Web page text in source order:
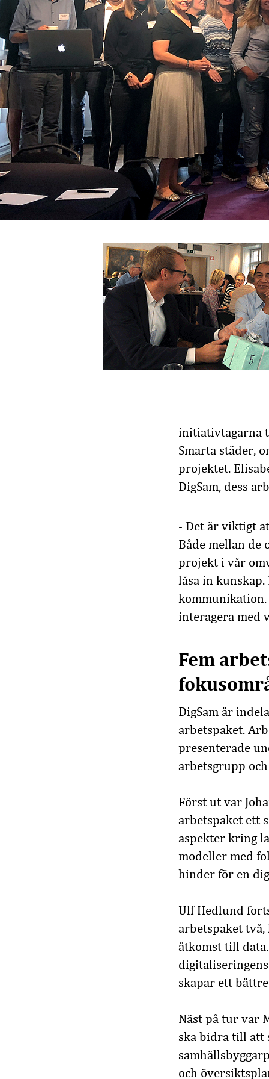
initiativtagarna
Smarta städer,
projektet.
DigSam, dess
- Det är viktigt
Både mellan de
projekt i vår
låsa in
kommunikation.
interagera med
Fem
DigSam är
arbetspaket.
presenterade
arbetsgrupp
Först ut var
arbetspaket ett
aspekter kring
modeller med
hinder för en
Ulf Hedlund
arbetspaket
åtkomst till
skapar ett
Näst på tur var
ska bidra till att
och